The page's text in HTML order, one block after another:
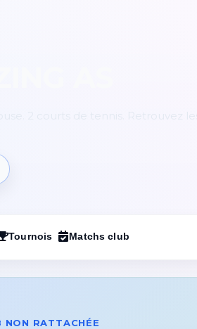
Tournois Matchs club
NON RATTACHÉE